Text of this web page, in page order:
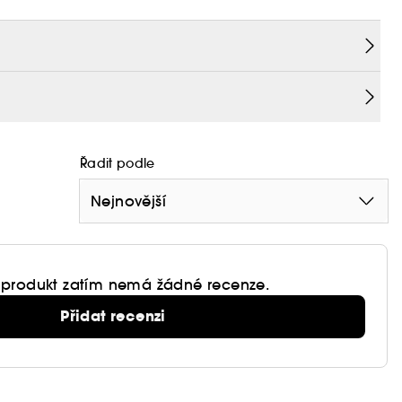
Triple Block Formuli, která pomáhá chránit
linky a vrásky, nerovnoměrný tón pleti).
Řadit podle
Nejnovější
produkt zatím nemá žádné recenze.
Přidat recenzi